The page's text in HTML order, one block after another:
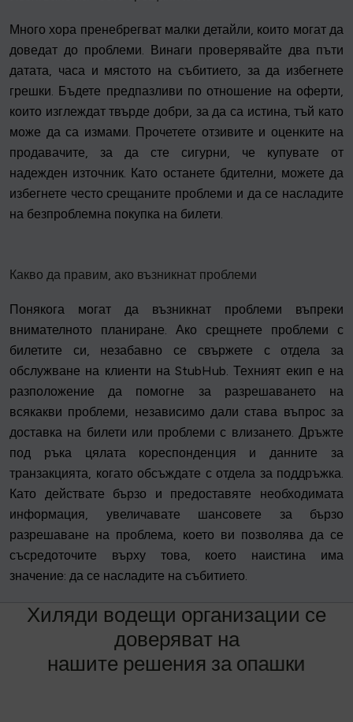
Много хора пренебрегват малки детайли, които могат да
доведат до проблеми. Винаги проверявайте два пъти
датата, часа и мястото на събитието, за да избегнете
грешки. Бъдете предпазливи по отношение на оферти,
които изглеждат твърде добри, за да са истина, тъй като
може да са измами. Прочетете отзивите и оценките на
продавачите, за да сте сигурни, че купувате от
надежден източник. Като останете бдителни, можете да
избегнете често срещаните проблеми и да се насладите
на безпроблемна покупка на билети.
Какво да правим, ако възникнат проблеми
Понякога могат да възникнат проблеми въпреки
внимателното планиране. Ако срещнете проблеми с
билетите си, незабавно се свържете с отдела за
обслужване на клиенти на StubHub. Техният екип е на
разположение да помогне за разрешаването на
всякакви проблеми, независимо дали става въпрос за
доставка на билети или проблеми с влизането. Дръжте
под ръка цялата кореспонденция и данните за
транзакцията, когато обсъждате с отдела за поддръжка.
Като действате бързо и предоставяте необходимата
информация, увеличавате шансовете за бързо
разрешаване на проблема, което ви позволява да се
съсредоточите върху това, което наистина има
значение: да се насладите на събитието.
Хиляди водещи организации се
доверяват на
нашите решения за опашки